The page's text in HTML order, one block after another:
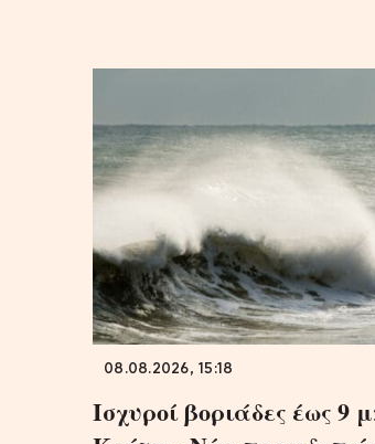
08.08.2026, 15:18
Ισχυροί βοριάδες έως 9